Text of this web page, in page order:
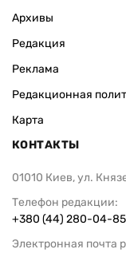
Архивы
Редакция
Реклама
Редакционная
Карта
КОНТАКТЫ
01010 Киев, ул.
Телефон редакции:
+380 (44) 280-04-85
Электронная почта